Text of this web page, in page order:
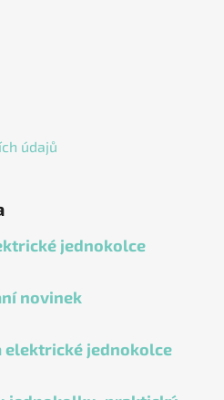
údajů
jednokolce
novinek
elektrické jednokolce